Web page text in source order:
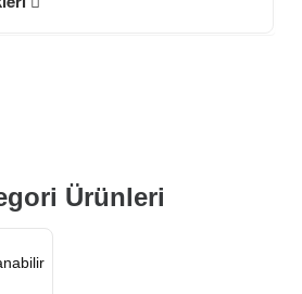
Ürünleri